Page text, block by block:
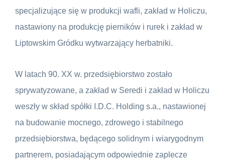
specjalizujące się w produkcji wafli, zakład w Holiczu,
nastawiony na produkcję pierników i rurek i zakład w
Liptowskim Gródku wytwarzający herbatniki.
W latach 90. XX w. przedsiębiorstwo zostało
sprywatyzowane, a zakład w Seredi i zakład w Holiczu
weszły w skład spółki I.D.C. Holding s.a., nastawionej
na budowanie mocnego, zdrowego i stabilnego
przedsiębiorstwa, będącego solidnym i wiarygodnym
partnerem, posiadającym odpowiednie zaplecze